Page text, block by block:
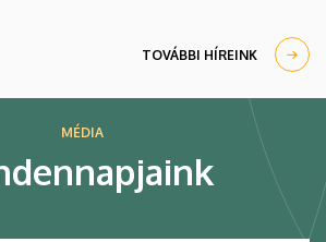
TOVÁBBI HÍREINK
MÉDIA